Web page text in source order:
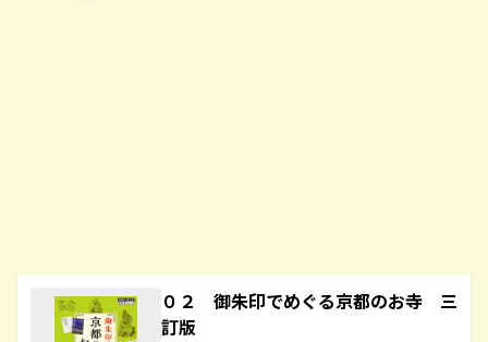
０２ 御朱印でめぐる京都のお寺 三
訂版